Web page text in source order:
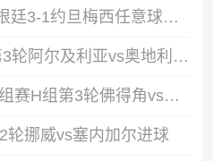
全胜头名晋级！阿根廷3-1约旦梅西任意球破门打进世界杯第19球
世界杯小组赛J组第3轮阿尔及利亚vs奥地利进球
06月27日世界杯小组赛H组第3轮佛得角vs沙特阿拉伯片段
轮挪威vs塞内加尔进球